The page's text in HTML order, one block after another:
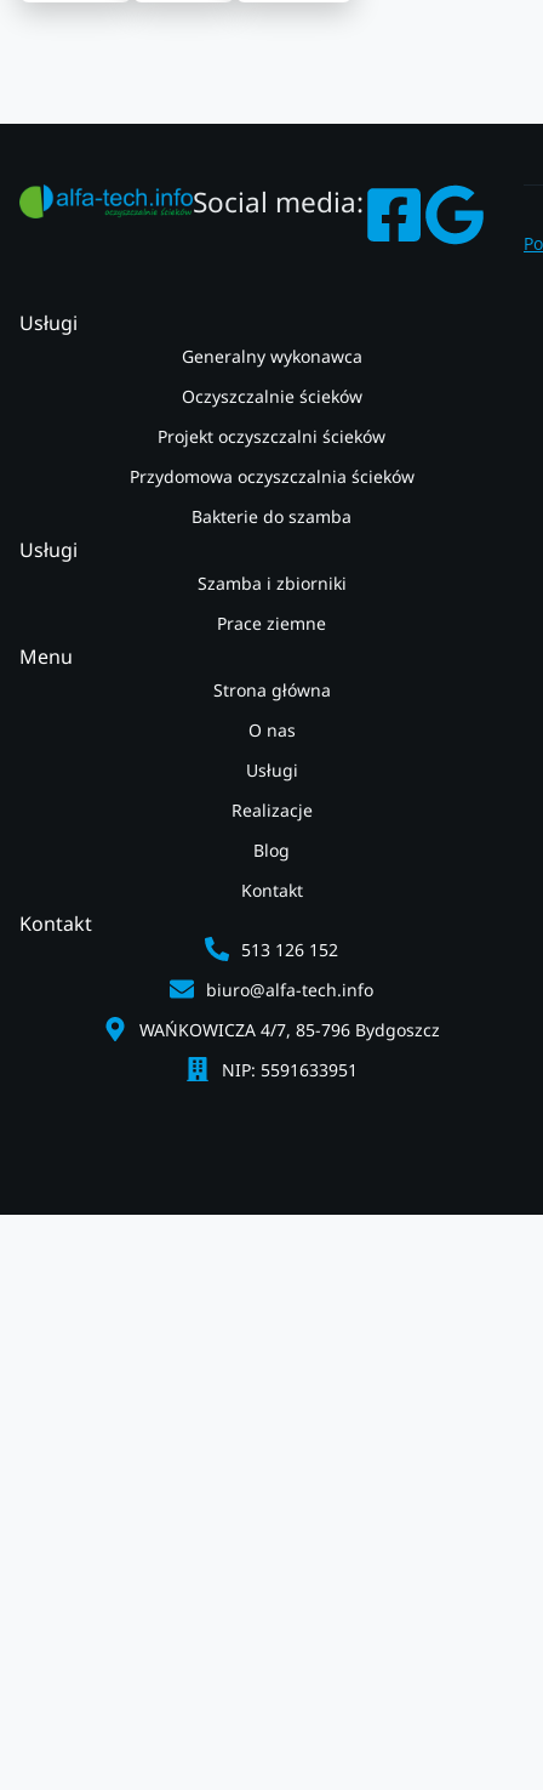
Social media:
Usługi
Generalny wykonawca
Oczyszczalnie ścieków
Projekt oczyszczalni ścieków
Przydomowa oczyszczalnia ścieków
Bakterie do szamba
Usługi
Szamba i zbiorniki
Prace ziemne
Menu
Strona główna
O nas
Usługi
Realizacje
Blog
Kontakt
Kontakt
513 126 152
biuro@alfa-tech.info
WAŃKOWICZA 4/7, 85-796 Bydgoszcz
NIP: 5591633951